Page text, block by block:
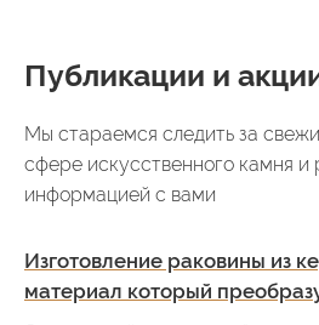
Публикации и
Мы стараемся следить за
сфере искусственного камня и
информацией с вами
Изготовление раковины из
материал который